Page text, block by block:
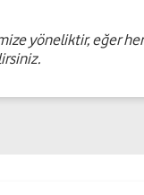
yöneliktir, eğer